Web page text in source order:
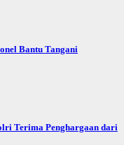
Bantu Tangani
Terima Penghargaan dari